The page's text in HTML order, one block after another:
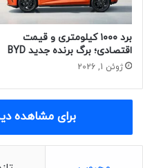
را داشتند و همچنین،
گونه‌ها.
فاکس می‌گوید: «‌می‌دانیم که
آمریکا رفت.»
برد ۱۰۰۰ کیلومتری و قیمت
اقتصادی؛ برگ برنده جدید BYD
ژوئن 1, 2026
برای مشاهده